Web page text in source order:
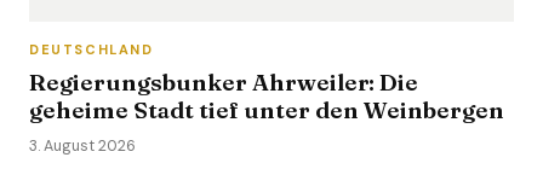
DEUTSCHLAND
Regierungsbunker Ahrweiler: Die
geheime Stadt tief unter den Weinbergen
3. August 2026